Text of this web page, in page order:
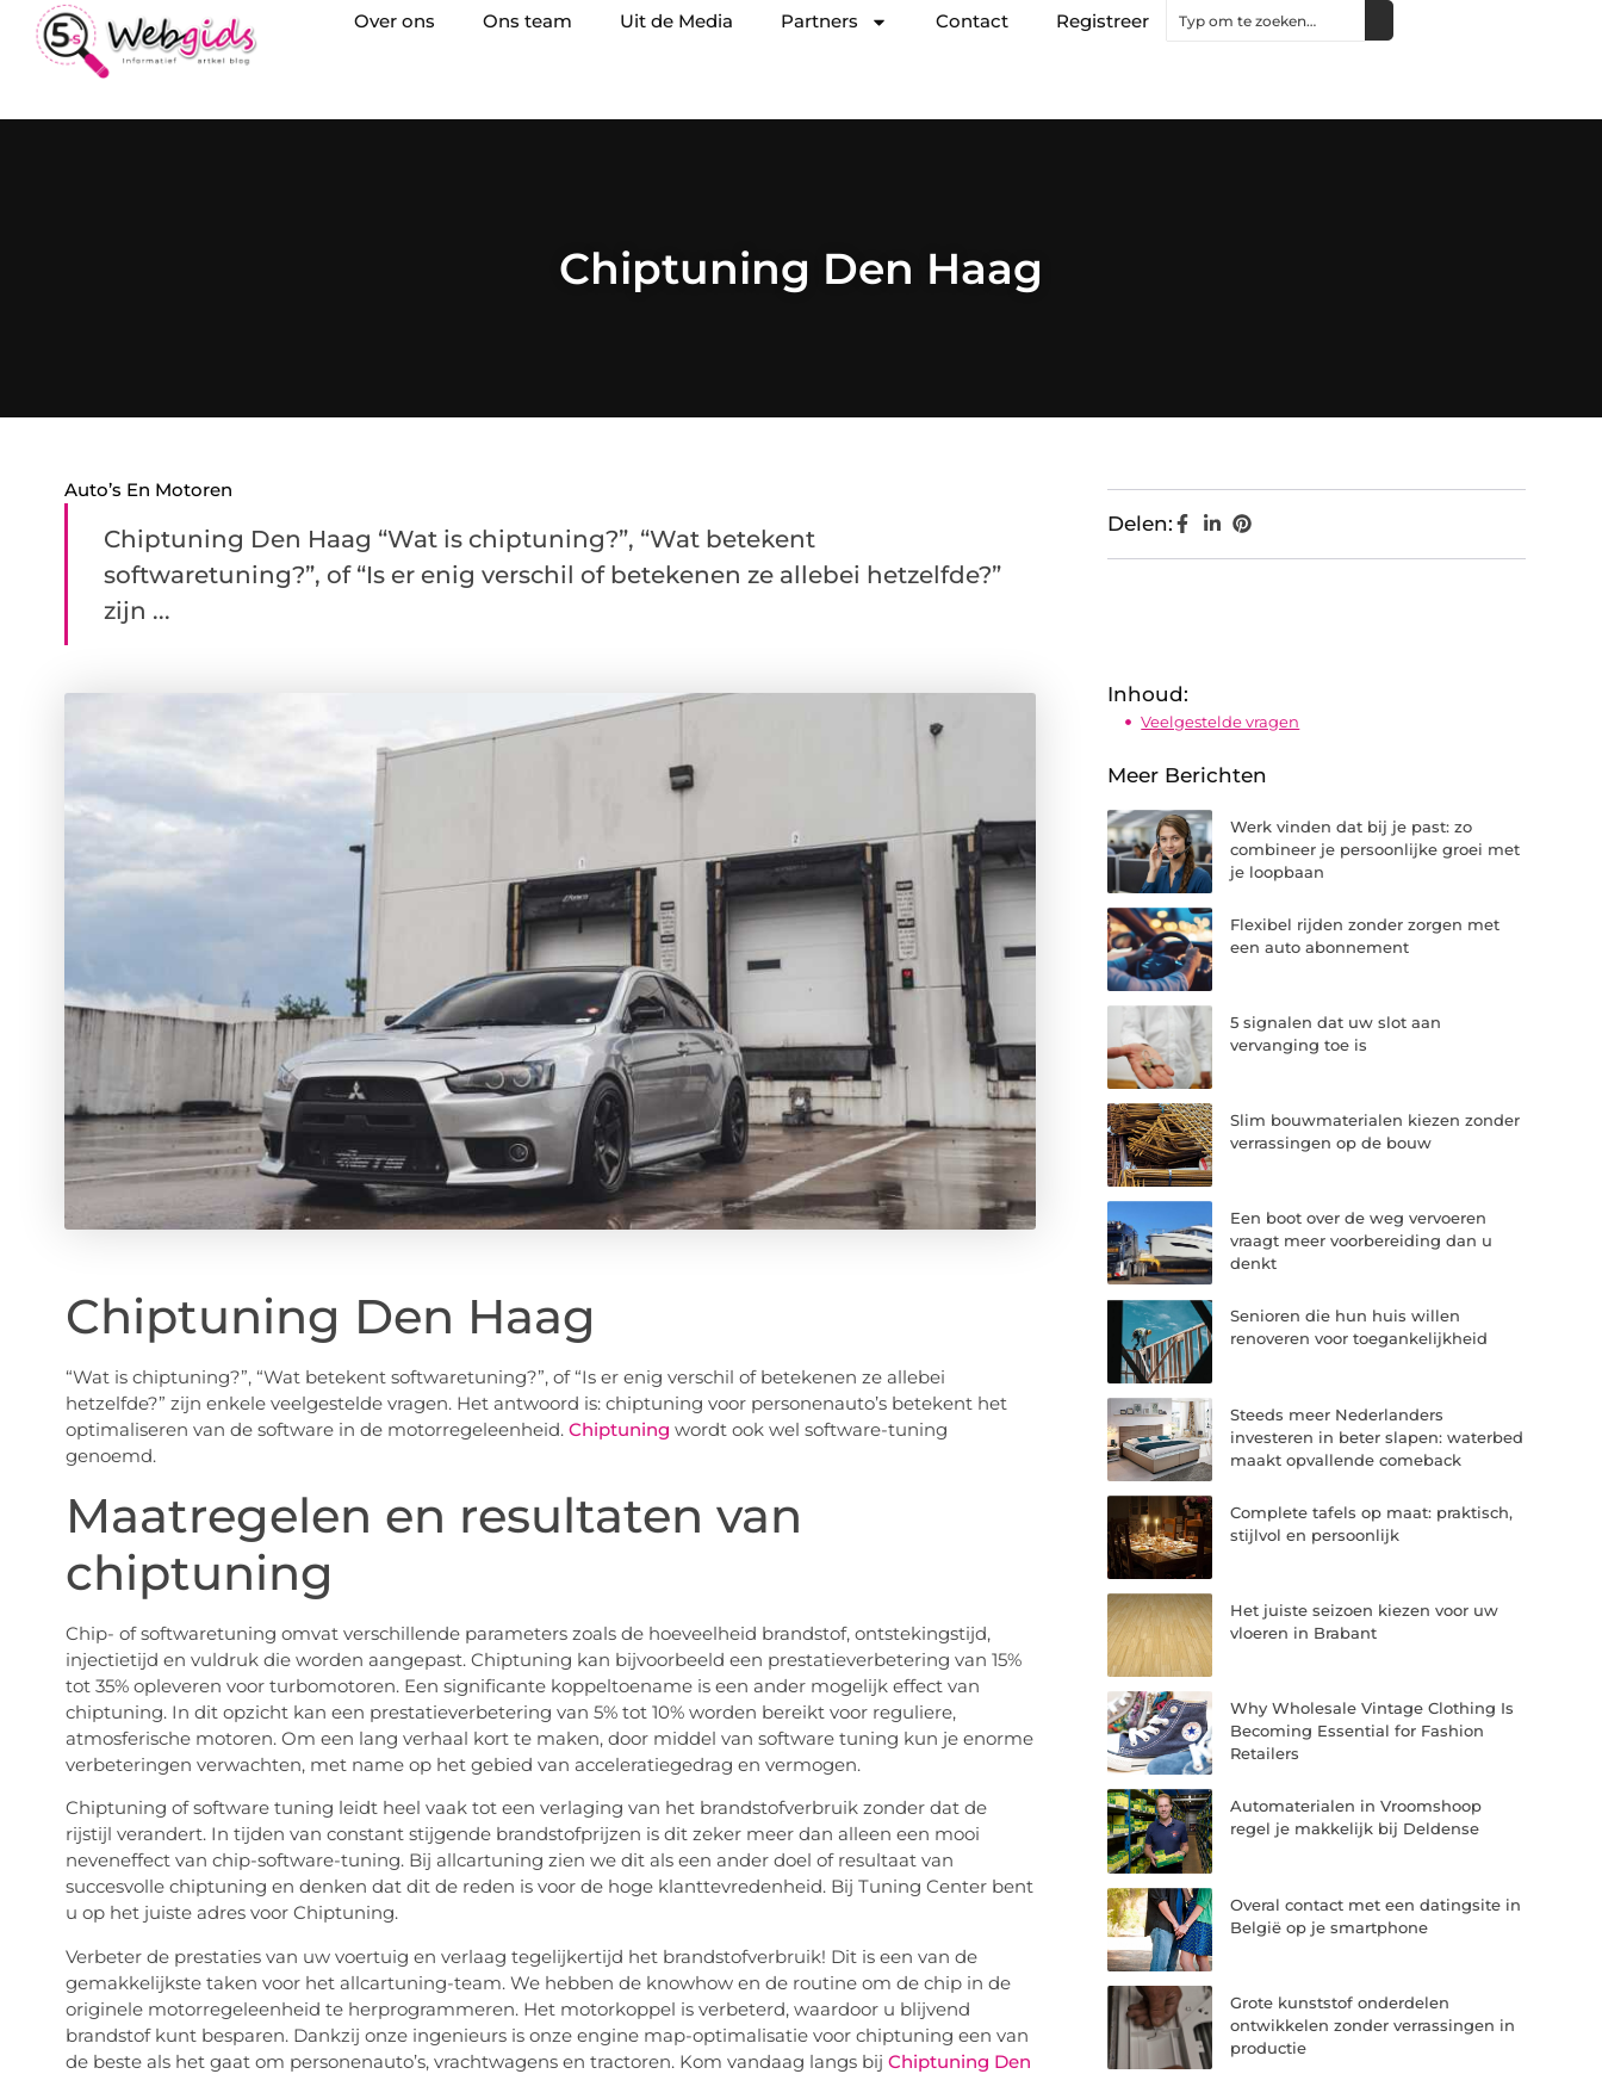
Over ons Ons team Uit de Media Partners Contact Registreer
Chiptuning Den Haag
Auto’s En Motoren
Chiptuning Den Haag “Wat is chiptuning?”, “Wat betekent
softwaretuning?”, of “Is er enig verschil of betekenen ze allebei hetzelfde?”
zijn ...
Chiptuning Den Haag
“Wat is chiptuning?”, “Wat betekent softwaretuning?”, of “Is er enig verschil of betekenen ze allebei
hetzelfde?” zijn enkele veelgestelde vragen. Het antwoord is: chiptuning voor personenauto’s betekent het
optimaliseren van de software in de motorregeleenheid. Chiptuning wordt ook wel software-tuning
genoemd.
Maatregelen en resultaten van
chiptuning
Chip- of softwaretuning omvat verschillende parameters zoals de hoeveelheid brandstof, ontstekingstijd,
injectietijd en vuldruk die worden aangepast. Chiptuning kan bijvoorbeeld een prestatieverbetering van 15%
tot 35% opleveren voor turbomotoren. Een significante koppeltoename is een ander mogelijk effect van
chiptuning. In dit opzicht kan een prestatieverbetering van 5% tot 10% worden bereikt voor reguliere,
atmosferische motoren. Om een ​​lang verhaal kort te maken, door middel van software tuning kun je enorme
verbeteringen verwachten, met name op het gebied van acceleratiegedrag en vermogen.
Chiptuning of software tuning leidt heel vaak tot een verlaging van het brandstofverbruik zonder dat de
rijstijl verandert. In tijden van constant stijgende brandstofprijzen is dit zeker meer dan alleen een mooi
neveneffect van chip-software-tuning. Bij allcartuning zien we dit als een ander doel of resultaat van
succesvolle chiptuning en denken dat dit de reden is voor de hoge klanttevredenheid. Bij Tuning Center bent
u op het juiste adres voor Chiptuning.
Verbeter de prestaties van uw voertuig en verlaag tegelijkertijd het brandstofverbruik! Dit is een van de
gemakkelijkste taken voor het allcartuning-team. We hebben de knowhow en de routine om de chip in de
originele motorregeleenheid te herprogrammeren. Het motorkoppel is verbeterd, waardoor u blijvend
brandstof kunt besparen. Dankzij onze ingenieurs is onze engine map-optimalisatie voor chiptuning een van
de beste als het gaat om personenauto’s, vrachtwagens en tractoren. Kom vandaag langs bij Chiptuning Den
Delen:
Inhoud:
Veelgestelde vragen
Meer Berichten
Werk vinden dat bij je past: zo
combineer je persoonlijke groei met
je loopbaan
Flexibel rijden zonder zorgen met
een auto abonnement
5 signalen dat uw slot aan
vervanging toe is
Slim bouwmaterialen kiezen zonder
verrassingen op de bouw
Een boot over de weg vervoeren
vraagt meer voorbereiding dan u
denkt
Senioren die hun huis willen
renoveren voor toegankelijkheid
Steeds meer Nederlanders
investeren in beter slapen: waterbed
maakt opvallende comeback
Complete tafels op maat: praktisch,
stijlvol en persoonlijk
Het juiste seizoen kiezen voor uw
vloeren in Brabant
Why Wholesale Vintage Clothing Is
Becoming Essential for Fashion
Retailers
Automaterialen in Vroomshoop
regel je makkelijk bij Deldense
Overal contact met een datingsite in
België op je smartphone
Grote kunststof onderdelen
ontwikkelen zonder verrassingen in
productie